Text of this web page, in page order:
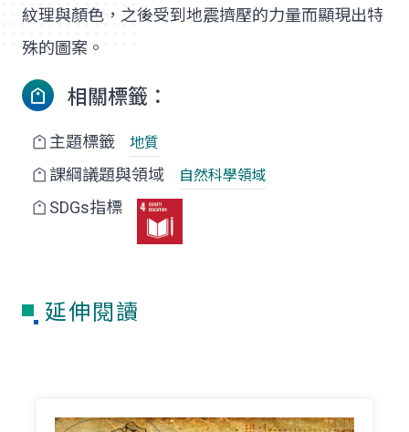
紋理與顏色，之後受到地震擠壓的力量而顯現出特
殊的圖案。
相關標籤：
主題標籤 地質
課綱議題與領域 自然科學領域
SDGs指標
延伸閱讀